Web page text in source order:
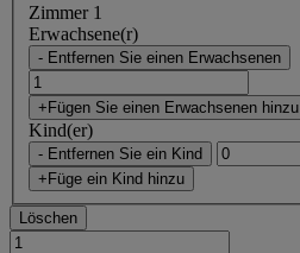
Zimmer 1
Erwachsene(r)
- Entfernen Sie einen Erwachsenen
+Fügen Sie einen Erwachsenen hinzu
Kind(er)
- Entfernen Sie ein Kind
+Füge ein Kind hinzu
Löschen